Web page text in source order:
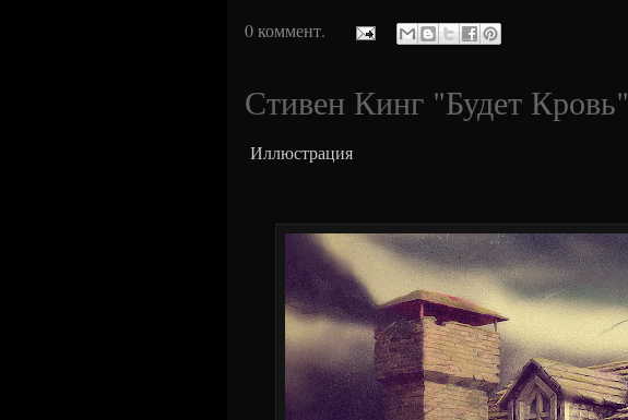
0 коммент.
Стивен Кинг "Будет Кровь"
Иллюстрация